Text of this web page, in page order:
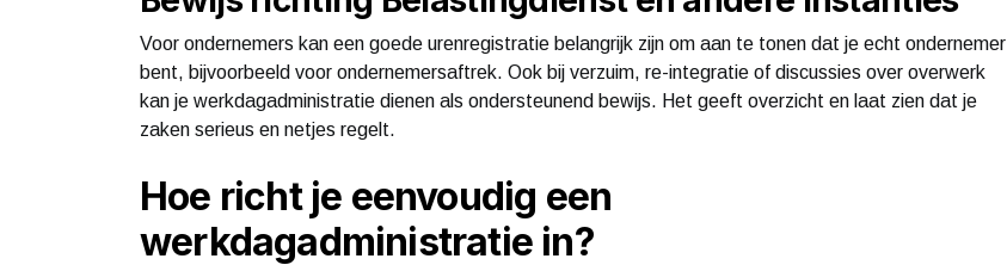
Voor ondernemers kan een goede urenregistratie belangrijk zijn om aan te tonen dat je echt ondernemer
bent, bijvoorbeeld voor ondernemersaftrek. Ook bij verzuim, re-integratie of discussies over overwerk
kan je werkdagadministratie dienen als ondersteunend bewijs. Het geeft overzicht en laat zien dat je
zaken serieus en netjes regelt.
Hoe richt je eenvoudig een
werkdagadministratie in?